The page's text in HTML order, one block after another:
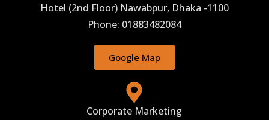
Hotel (2nd Floor) Nawabpur, Dhaka -1100
Phone: 01883482084
Google Map
Corporate Marketing